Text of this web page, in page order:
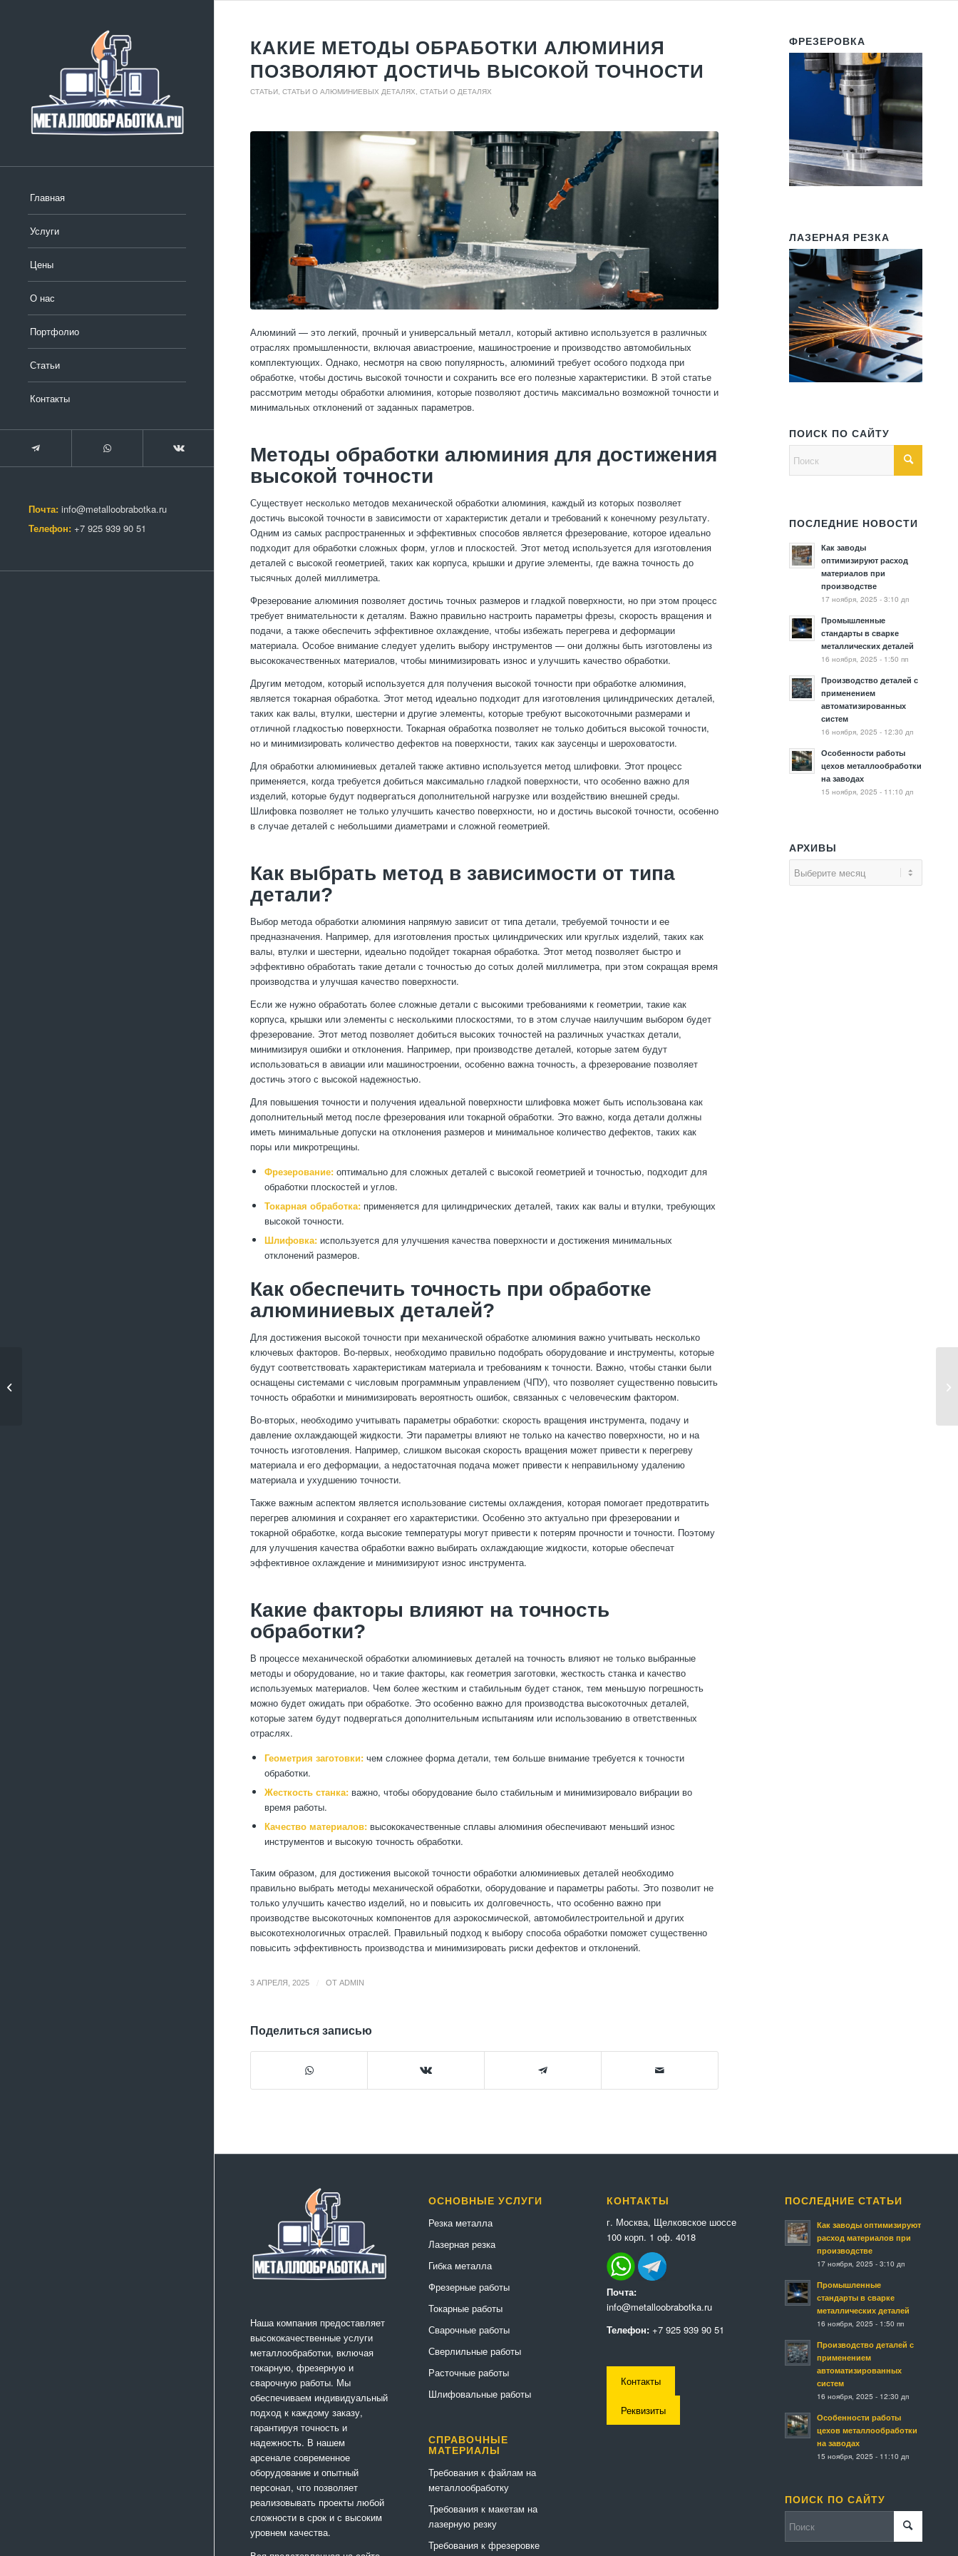
Главная
Услуги
Цены
О нас
Портфолио
Статьи
Контакты
Почта: info@metalloobrabotka.ru
Телефон: +7 925 939 90 51
КАКИЕ МЕТОДЫ ОБРАБОТКИ АЛЮМИНИЯ
ПОЗВОЛЯЮТ ДОСТИЧЬ ВЫСОКОЙ ТОЧНОСТИ
СТАТЬИ СТАТЬИ О АЛЮМИНИЕВЫХ ДЕТАЛЯХ СТАТЬИ О ДЕТАЛЯХ
Алюминий — это легкий, прочный и универсальный металл, который активно используется в различных
отраслях промышленности, включая авиастроение, машиностроение и производство автомобильных
комплектующих. Однако, несмотря на свою популярность, алюминий требует особого подхода при
обработке, чтобы достичь высокой точности и сохранить все его полезные характеристики. В этой статье
рассмотрим методы обработки алюминия, которые позволяют достичь максимально возможной точности и
минимальных отклонений от заданных параметров.
Методы обработки алюминия для достижения
высокой точности
Существует несколько методов механической обработки алюминия, каждый из которых позволяет
достичь высокой точности в зависимости от характеристик детали и требований к конечному результату.
Одним из самых распространенных и эффективных способов является фрезерование, которое идеально
подходит для обработки сложных форм, углов и плоскостей. Этот метод используется для изготовления
деталей с высокой геометрией, таких как корпуса, крышки и другие элементы, где важна точность до
тысячных долей миллиметра.
Фрезерование алюминия позволяет достичь точных размеров и гладкой поверхности, но при этом процесс
требует внимательности к деталям. Важно правильно настроить параметры фрезы, скорость вращения и
подачи, а также обеспечить эффективное охлаждение, чтобы избежать перегрева и деформации
материала. Особое внимание следует уделить выбору инструментов — они должны быть изготовлены из
высококачественных материалов, чтобы минимизировать износ и улучшить качество обработки.
Другим методом, который используется для получения высокой точности при обработке алюминия,
является токарная обработка. Этот метод идеально подходит для изготовления цилиндрических деталей,
таких как валы, втулки, шестерни и другие элементы, которые требуют высокоточными размерами и
отличной гладкостью поверхности. Токарная обработка позволяет не только добиться высокой точности,
но и минимизировать количество дефектов на поверхности, таких как заусенцы и шероховатости.
Для обработки алюминиевых деталей также активно используется метод шлифовки. Этот процесс
применяется, когда требуется добиться максимально гладкой поверхности, что особенно важно для
изделий, которые будут подвергаться дополнительной нагрузке или воздействию внешней среды.
Шлифовка позволяет не только улучшить качество поверхности, но и достичь высокой точности, особенно
в случае деталей с небольшими диаметрами и сложной геометрией.
Как выбрать метод в зависимости от типа
детали?
Выбор метода обработки алюминия напрямую зависит от типа детали, требуемой точности и ее
предназначения. Например, для изготовления простых цилиндрических или круглых изделий, таких как
валы, втулки и шестерни, идеально подойдет токарная обработка. Этот метод позволяет быстро и
эффективно обработать такие детали с точностью до сотых долей миллиметра, при этом сокращая время
производства и улучшая качество поверхности.
Если же нужно обработать более сложные детали с высокими требованиями к геометрии, такие как
корпуса, крышки или элементы с несколькими плоскостями, то в этом случае наилучшим выбором будет
фрезерование. Этот метод позволяет добиться высоких точностей на различных участках детали,
минимизируя ошибки и отклонения. Например, при производстве деталей, которые затем будут
использоваться в авиации или машиностроении, особенно важна точность, а фрезерование позволяет
достичь этого с высокой надежностью.
Для повышения точности и получения идеальной поверхности шлифовка может быть использована как
дополнительный метод после фрезерования или токарной обработки. Это важно, когда детали должны
иметь минимальные допуски на отклонения размеров и минимальное количество дефектов, таких как
поры или микротрещины.
Фрезерование: оптимально для сложных деталей с высокой геометрией и точностью, подходит для
обработки плоскостей и углов.
Токарная обработка: применяется для цилиндрических деталей, таких как валы и втулки, требующих
высокой точности.
Шлифовка: используется для улучшения качества поверхности и достижения минимальных
отклонений размеров.
Как обеспечить точность при обработке
алюминиевых деталей?
Для достижения высокой точности при механической обработке алюминия важно учитывать несколько
ключевых факторов. Во-первых, необходимо правильно подобрать оборудование и инструменты, которые
будут соответствовать характеристикам материала и требованиям к точности. Важно, чтобы станки были
оснащены системами с числовым программным управлением (ЧПУ), что позволяет существенно повысить
точность обработки и минимизировать вероятность ошибок, связанных с человеческим фактором.
Во-вторых, необходимо учитывать параметры обработки: скорость вращения инструмента, подачу и
давление охлаждающей жидкости. Эти параметры влияют не только на качество поверхности, но и на
точность изготовления. Например, слишком высокая скорость вращения может привести к перегреву
материала и его деформации, а недостаточная подача может привести к неправильному удалению
материала и ухудшению точности.
Также важным аспектом является использование системы охлаждения, которая помогает предотвратить
перегрев алюминия и сохраняет его характеристики. Особенно это актуально при фрезеровании и
токарной обработке, когда высокие температуры могут привести к потерям прочности и точности. Поэтому
для улучшения качества обработки важно выбирать охлаждающие жидкости, которые обеспечат
эффективное охлаждение и минимизируют износ инструмента.
Какие факторы влияют на точность
обработки?
В процессе механической обработки алюминиевых деталей на точность влияют не только выбранные
методы и оборудование, но и такие факторы, как геометрия заготовки, жесткость станка и качество
используемых материалов. Чем более жестким и стабильным будет станок, тем меньшую погрешность
можно будет ожидать при обработке. Это особенно важно для производства высокоточных деталей,
которые затем будут подвергаться дополнительным испытаниям или использованию в ответственных
отраслях.
Геометрия заготовки: чем сложнее форма детали, тем больше внимание требуется к точности
обработки.
Жесткость станка: важно, чтобы оборудование было стабильным и минимизировало вибрации во
время работы.
Качество материалов: высококачественные сплавы алюминия обеспечивают меньший износ
инструментов и высокую точность обработки.
Таким образом, для достижения высокой точности обработки алюминиевых деталей необходимо
правильно выбрать методы механической обработки, оборудование и параметры работы. Это позволит не
только улучшить качество изделий, но и повысить их долговечность, что особенно важно при
производстве высокоточных компонентов для аэрокосмической, автомобилестроительной и других
высокотехнологичных отраслей. Правильный подход к выбору способа обработки поможет существенно
повысить эффективность производства и минимизировать риски дефектов и отклонений.
3 АПРЕЛЯ, 2025 ОТ ADMIN
Поделиться записью
ФРЕЗЕРОВКА
ЛАЗЕРНАЯ РЕЗКА
ПОИСК ПО САЙТУ
ПОСЛЕДНИЕ НОВОСТИ
Как заводы
оптимизируют расход
материалов при
производстве
17 ноября, 2025 - 3:10 дп
Промышленные
стандарты в сварке
металлических деталей
16 ноября, 2025 - 1:50 пп
Производство деталей с
применением
автоматизированных
систем
16 ноября, 2025 - 12:30 дп
Особенности работы
цехов металлообработки
на заводах
15 ноября, 2025 - 11:10 дп
АРХИВЫ
Наша компания предоставляет
высококачественные услуги
металлообработки, включая
токарную, фрезерную и
сварочную работы. Мы
обеспечиваем индивидуальный
подход к каждому заказу,
гарантируя точность и
надежность. В нашем
арсенале современное
оборудование и опытный
персонал, что позволяет
реализовывать проекты любой
сложности в срок и с высоким
уровнем качества.
ОСНОВНЫЕ УСЛУГИ
Резка металла
Лазерная резка
Гибка металла
Фрезерные работы
Токарные работы
Сварочные работы
Сверлильные работы
Расточные работы
Шлифовальные работы
СПРАВОЧНЫЕ
МАТЕРИАЛЫ
Требования к файлам на
металлообработку
Требования к макетам на
лазерную резку
Требования к фрезеровке
КОНТАКТЫ
г. Москва, Щелковское шоссе
100 корп. 1 оф. 4018
Почта:
info@metalloobrabotka.ru
Телефон: +7 925 939 90 51
Контакты
Реквизиты
ПОСЛЕДНИЕ СТАТЬИ
Как заводы оптимизируют
расход материалов при
производстве
17 ноября, 2025 - 3:10 дп
Промышленные
стандарты в сварке
металлических деталей
16 ноября, 2025 - 1:50 пп
Производство деталей с
применением
автоматизированных
систем
16 ноября, 2025 - 12:30 дп
Особенности работы
цехов металлообработки
на заводах
15 ноября, 2025 - 11:10 дп
ПОИСК ПО САЙТУ